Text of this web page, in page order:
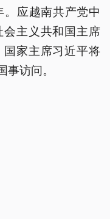
应越南共产党中
主义共和国主席
家主席习近平将
访问。